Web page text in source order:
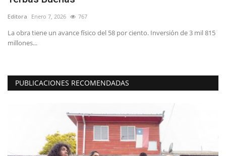
Editora Enero 7, 2026 767
La obra tiene un avance físico del 58 por ciento. Inversión de 3 mil 815
millones...
PUBLICACIONES RECOMENDADAS